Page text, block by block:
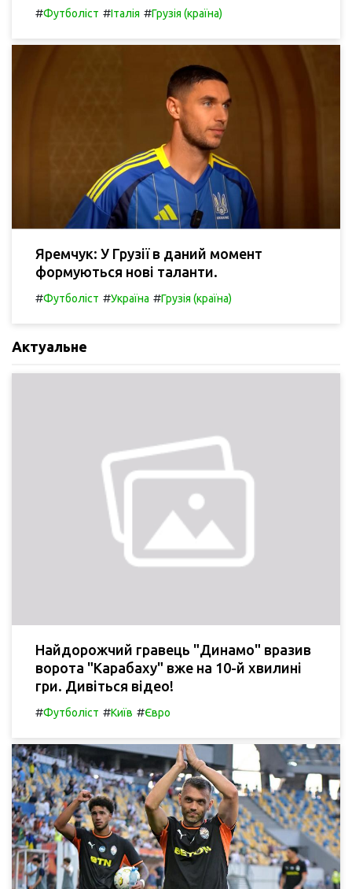
#Футболіст #Італія #Грузія (країна)
Яремчук: У Грузії в даний момент
формуються нові таланти.
#Футболіст #Україна #Грузія (країна)
Актуальне
Найдорожчий гравець "Динамо" вразив
ворота "Карабаху" вже на 10-й хвилині
гри. Дивіться відео!
#Футболіст #Київ #Євро